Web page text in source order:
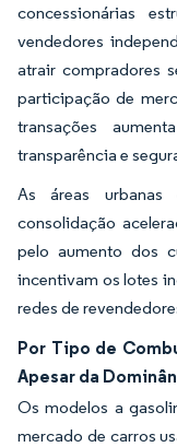
concessionárias
vendedores
atrair compradores
participação de
transações
transparência e
As áreas urbanas
consolidação
pelo aumento dos
incentivam os lotes
redes de
Por Tipo de
Apesar da
Os modelos a
mercado de carros